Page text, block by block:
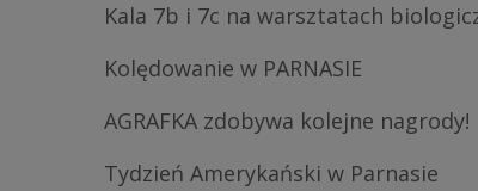
Kala 7b i 7c na warsztatach
Kolędowanie w PARNASIE
AGRAFKA zdobywa kolejne nagrody!
Tydzień Amerykański w Parnasie